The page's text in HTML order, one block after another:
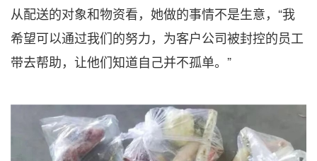
从配送的对象和物资看，她做的事情不是生意，“我
希望可以通过我们的努力，为客户公司被封控的员工
带去帮助，让他们知道自己并不孤单。”